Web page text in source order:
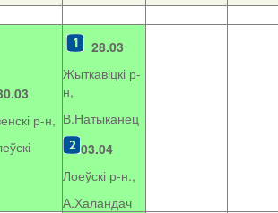
р-н,
28.03
Жыткавіцкі р-
н,
В.Натыканец
03.04
Лоеўскі р-н.,
А.Халандач